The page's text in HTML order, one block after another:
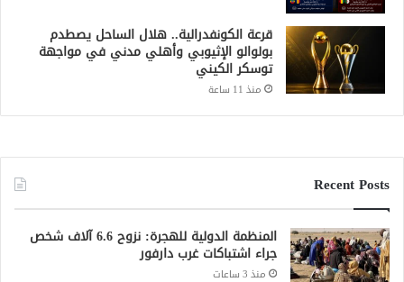
قرعة الكونفدرالية.. هلال الساحل يصطدم
بولوالو الإثيوبي وأهلي مدني في مواجهة
توسكر الكيني
منذ 11 ساعة
Recent Posts
المنظمة الدولية للهجرة: نزوح 6.6 آلاف شخص
جراء اشتباكات غرب دارفور
منذ 3 ساعات